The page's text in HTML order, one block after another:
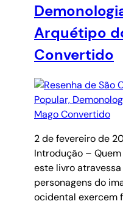
Arquétipo
Convertido
2 de fevereiro de
Introdução –
este livro
personagens do
ocidental exercem